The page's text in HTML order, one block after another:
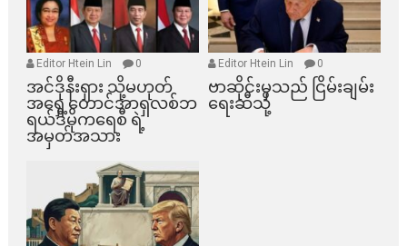
Editor Htein Lin 0
အင်ဒိုနီးရှား သို့မဟုတ်
အရှေ့တောင်အာရှလစ်ဘ
ရယ်ဒီမိုကရေစီ ရဲ့
အမှတ်အသား
Editor Htein Lin 0
ဗာဆိုင်းမှသည် ငြိမ်းချမ်း
ရေးဆီသို့